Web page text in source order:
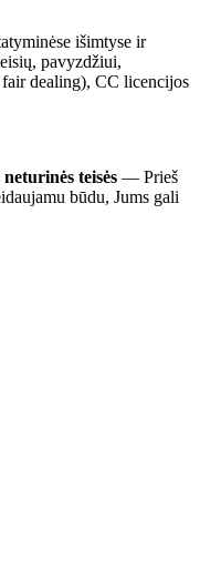
išimtyse ir
pavyzdžiui,
dealing), CC licencijos
teisės — Prieš
būdu, Jums gali